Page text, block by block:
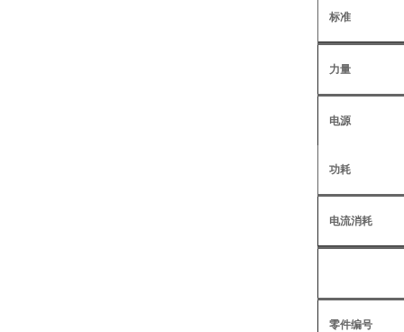
标准
力量
电源
功耗
电流消耗
零件编号